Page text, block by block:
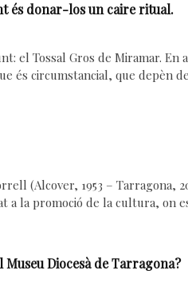
és donar-los un caire ritual.
el Tossal Gros de Miramar.
és circumstancial, que
(Alcover, 1953 –
a la promoció de la cultura, on
Museu Diocesà de Tarragona?